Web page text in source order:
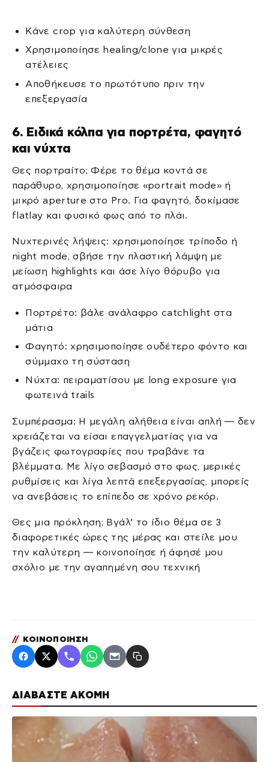
ΔΙΑΒΑΣΤΕ ΑΚΟΜΗ
Κάνε crop για καλύτερη σύνθεση
Χρησιμοποίησε healing/clone για μικρές
ατέλειες
Αποθήκευσε το πρωτότυπο πριν την
επεξεργασία
6. Ειδικά κόλπα για πορτρέτα, φαγητό
και νύχτα
Θες πορτραίτο; Φέρε το θέμα κοντά σε
παράθυρο, χρησιμοποίησε «portrait mode» ή
μικρό aperture στο Pro. Για φαγητό, δοκίμασε
flatlay και φυσικό φως από το πλάι.
Νυχτερινές λήψεις: χρησιμοποίησε τρίποδο ή
night mode, σβήσε την πλαστική λάμψη με
μείωση highlights και άσε λίγο θόρυβο για
ατμόσφαιρα
Πορτρέτο: βάλε ανάλαφρο catchlight στα
μάτια
Φαγητό: χρησιμοποίησε ουδέτερο φόντο και
σύμμαχο τη σύσταση
Νύχτα: πειραματίσου με long exposure για
φωτεινά trails
Συμπέρασμα: Η μεγάλη αλήθεια είναι απλή — δεν
χρειάζεται να είσαι επαγγελματίας για να
βγάζεις φωτογραφίες που τραβάνε τα
βλέμματα. Με λίγο σεβασμό στο φως, μερικές
ρυθμίσεις και λίγα λεπτά επεξεργασίας, μπορείς
να ανεβάσεις το επίπεδο σε χρόνο ρεκόρ.
Θες μια πρόκληση; Βγάλ’ το ίδιο θέμα σε 3
διαφορετικές ώρες της μέρας και στείλε μου
την καλύτερη — κοινοποίησε ή άφησέ μου
σχόλιο με την αγαπημένη σου τεχνική
// ΚΟΙΝΟΠΟΙΗΣΗ